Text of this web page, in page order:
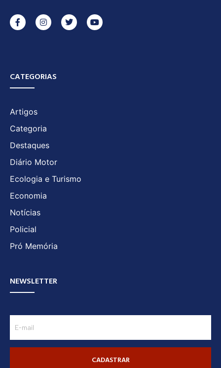
CATEGORIAS
Artigos
Categoria
Destaques
Diário Motor
Ecologia e Turismo
Economia
Notícias
Policial
Pró Memória
NEWSLETTER
CADASTRAR